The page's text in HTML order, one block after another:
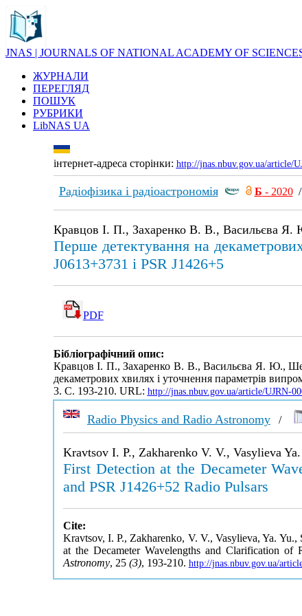
JNAS | JOURNALS OF NATIONAL ACADEMY OF
ЖУРНАЛИ
ПЕРЕГЛЯД
ПОШУК
РУБРИКИ
LibNAS UA
інтернет-адреса сторінки: http://jnas.nbuv.gov.ua/article/
Радіофізика і радіоастрономія Б - 2020
Кравцов І. П., Захаренко В. В., Васильєва
Перше детектування на
J0613+3731 і PSR J1426+5
PDF
Бібліографічний опис:
Кравцов І. П., Захаренко В. В., Васильєва Я. Ю.,
декаметрових хвилях і уточнення пaраметрів
3. С. 193-210. URL: http://jnas.nbuv.gov.ua/article/UJRN-
Radio Physics and Radio Astronomy/
Kravtsov I. P., Zakharenko V. V., Vasylieva
First Detection at the Decameter
and PSR J1426+52 Radio Pulsars
Cite:
Kravtsov, I. P., Zakharenko, V. V., Vasylieva, Ya.
at the Decameter Wavelengths and Clarification of
Astronomy, 25 (3), 193-210. http://jnas.nbuv.gov.ua/